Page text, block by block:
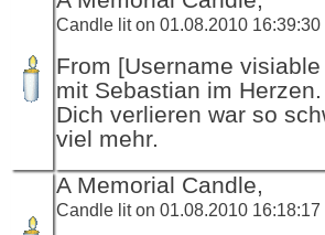
Candle lit on 01.08.2010 16:39:30
From [Username
mit Sebastian im
Dich verlieren war so
viel mehr.
A Memorial Candle,
Candle lit on 01.08.2010 16:18:17